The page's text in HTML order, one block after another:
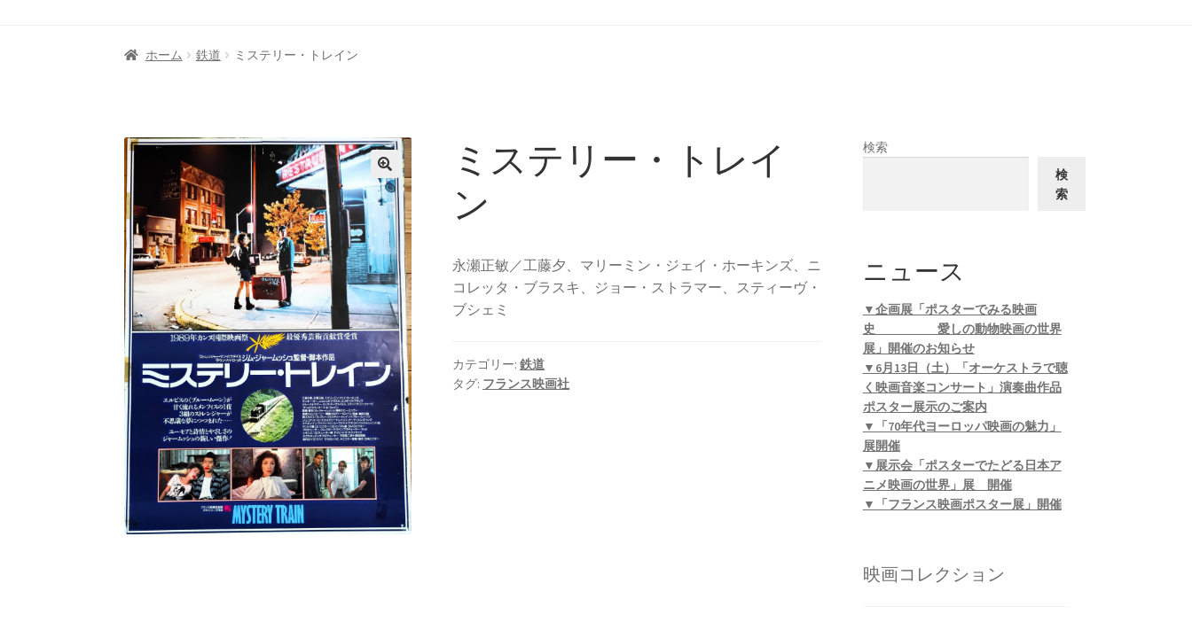
ホーム 鉄道 ミステリー・トレイン
ミステリー・トレイ
ン
永瀬正敏／工藤夕、マリーミン・ジェイ・ホーキンズ、ニ
コレッタ・ブラスキ、ジョー・ストラマー、スティーヴ・
ブシェミ
カテゴリー:鉄道
タグ: フランス映画社
検索
検
索
ニュース
▼企画展「ポスターでみる映画
史 愛しの動物映画の世界
展」開催のお知らせ
▼6月13日（土）「オーケストラで聴
く映画音楽コンサート」演奏曲作品
ポスター展示のご案内
▼「70年代ヨーロッパ映画の魅力」
展開催
▼展示会「ポスターでたどる日本ア
ニメ映画の世界」展 開催
▼「フランス映画ポスター展」開催
映画コレクション